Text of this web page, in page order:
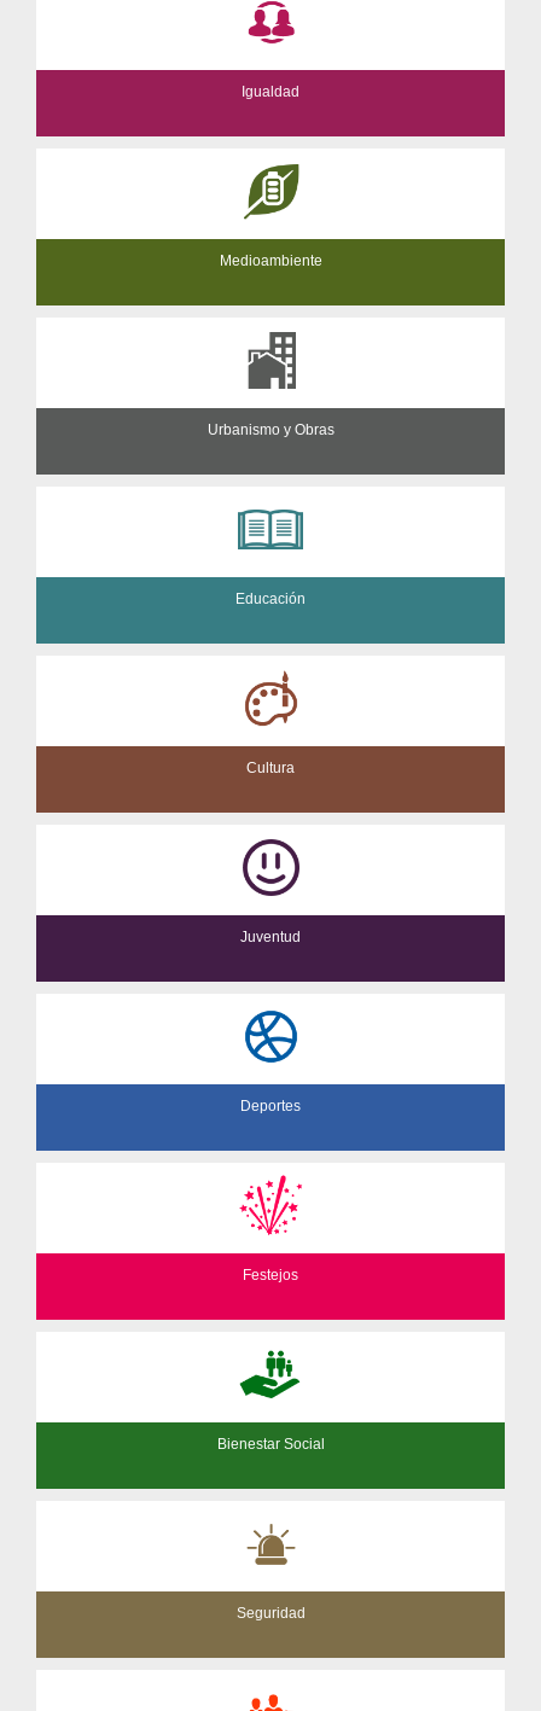
Igualdad
Medioambiente
Urbanismo y Obras
Educación
Cultura
Juventud
Deportes
Festejos
Bienestar Social
Seguridad